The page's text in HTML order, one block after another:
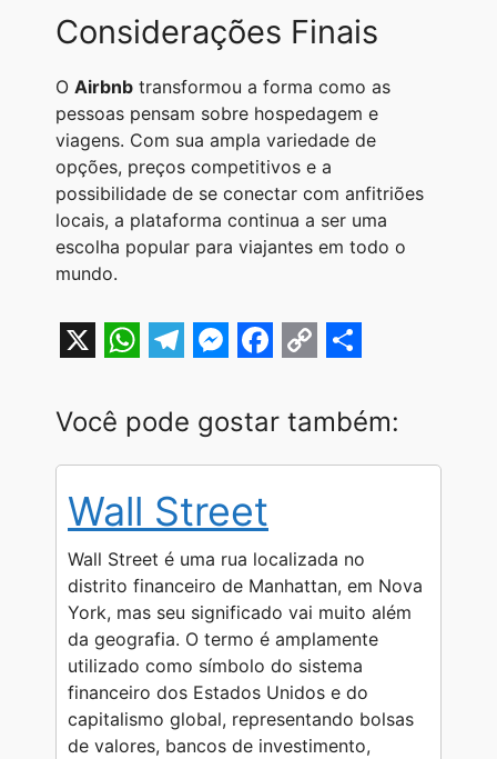
Considerações Finais
O Airbnb transformou a forma como as
pessoas pensam sobre hospedagem e
viagens. Com sua ampla variedade de
opções, preços competitivos e a
possibilidade de se conectar com anfitriões
locais, a plataforma continua a ser uma
escolha popular para viajantes em todo o
mundo.
h
a
s
A
p
p
e
l
g
r
a
m
e
s
e
n
g
e
r
a
c
b
o
o
k
o
p
i
n
k
h
a
Você pode gostar também:
Wall Street
Wall Street é uma rua localizada no
distrito financeiro de Manhattan, em Nova
York, mas seu significado vai muito além
da geografia. O termo é amplamente
utilizado como símbolo do sistema
financeiro dos Estados Unidos e do
capitalismo global, representando bolsas
de valores, bancos de investimento,